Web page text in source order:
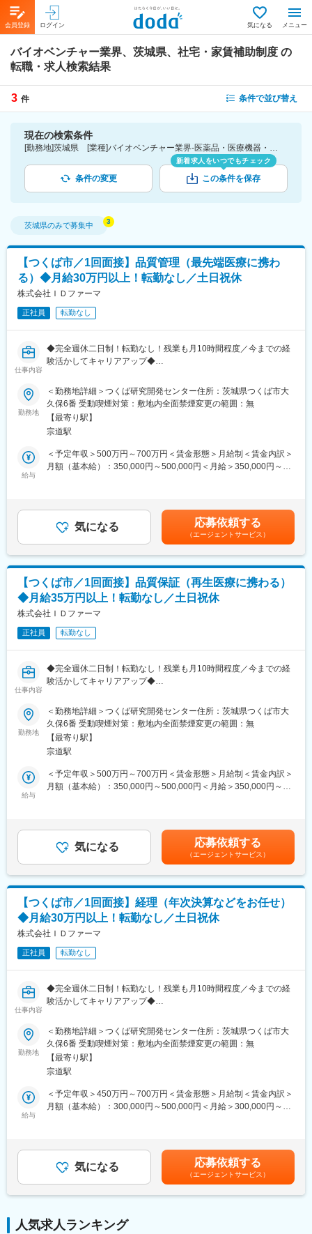
会員登録 ログイン 気になる メニュー
バイオベンチャー業界、茨城県、社宅・家賃補助制度 の
転職・求人検索結果
3 件 条件で並び替え
現在の検索条件
[勤務地]茨城県 [業種]バイオベンチャー業界-医薬品・医療機器・ライフサイエンス・医療系サービス [詳細条件](待遇・福利厚生)社宅・家賃補助制度
条件の変更
新着求人をいつでもチェック
この条件を保存
茨城県のみで募集中
【つくば市／1回面接】品質管理（最先端医療に携わ
る）◆月給30万円以上！転勤なし／土日祝休
株式会社ＩＤファーマ
正社員 転勤なし
仕事内容
◆完全週休二日制！転勤なし！残業も月10時間程度／今までの経
験活かしてキャリアアップ◆
■業務概要：
医薬品および再生医療等製品の品質試験関連のラボの運営管理業
務、新規測定法の立ち上げ業務をご担当いただきます。
＜具体的には＞
・試験の進捗管理、物品購入、トラブル対応、試験機器の立ち上
げなど、試験実施を管理
■組織構成：
他のメンバーもおりますので、入社後は先輩社員と一緒に業務に
■当社の魅力：
株式会社IDファーマは、アイロムグループの先端医療事業を担う
企業です。難病の克服のために、次世代の医療技術や医薬品とし
て、創出と実用化を待望されているもののひとつが、再生医療や
遺伝子創薬といった先端医療テクノロジーです。
アイロムグループにおいて先端医療事業を推進する株式会社IDフ
ァーマでは、自社ベクター技術を活用し、再生医療・遺伝子創薬
等における様々な事業を推進しています。
IDファーマは、センダイウイルスベクターをはじめとしたベクタ
業界で高い評価を得ています。
このベクター技術を活用して、iPS 細胞作製をはじめとした再生
医療や遺伝子治療薬・ワクチンなどの遺伝子創薬に取り組んでい
ます。
変更の範囲：会社の定める業務
勤務地
＜勤務地詳細＞つくば研究開発センター住所：茨城県つくば市大
久保6番 受動喫煙対策：敷地内全面禁煙変更の範囲：無
【最寄り駅】
宗道駅
給与
＜予定年収＞500万円～700万円＜賃金形態＞月給制＜賃金内訳＞
月額（基本給）：350,000円～500,000円＜月給＞350,000円～
する可能性があります。月給(月額)は固定手当を含めた表記です。
気になる 応募依頼する
（エージェントサービス）
【つくば市／1回面接】品質保証（再生医療に携わる）
◆月給35万円以上！転勤なし／土日祝休
株式会社ＩＤファーマ
正社員 転勤なし
仕事内容
◆完全週休二日制！転勤なし！残業も月10時間程度／今までの経
験活かしてキャリアアップ◆
■業務概要：
医薬品および再生医療等製品の品質保証業務をご担当いただきま
す。
＜具体的には＞
・品質保証体制（QMS）の構築および運用責任
・製造・品質管理部門に対する独立した品質判断
■組織構成：
他のメンバーもおりますので、入社後は先輩社員と一緒に業務に
■当社の魅力：
株式会社IDファーマは、アイロムグループの先端医療事業を担う
企業です。難病の克服のために、次世代の医療技術や医薬品とし
て、創出と実用化を待望されているもののひとつが、再生医療や
遺伝子創薬といった先端医療テクノロジーです。
アイロムグループにおいて先端医療事業を推進する株式会社IDフ
ァーマでは、自社ベクター技術を活用し、再生医療・遺伝子創薬
等における様々な事業を推進しています。
IDファーマは、センダイウイルスベクターをはじめとしたベクタ
業界で高い評価を得ています。
このベクター技術を活用して、iPS 細胞作製をはじめとした再生
医療や遺伝子治療薬・ワクチンなどの遺伝子創薬に取り組んでい
ます。
変更の範囲：会社の定める業務
勤務地
＜勤務地詳細＞つくば研究開発センター住所：茨城県つくば市大
久保6番 受動喫煙対策：敷地内全面禁煙変更の範囲：無
【最寄り駅】
宗道駅
給与
＜予定年収＞500万円～700万円＜賃金形態＞月給制＜賃金内訳＞
月額（基本給）：350,000円～500,000円＜月給＞350,000円～
する可能性があります。月給(月額)は固定手当を含めた表記です。
気になる 応募依頼する
（エージェントサービス）
【つくば市／1回面接】経理（年次決算などをお任せ）
◆月給30万円以上！転勤なし／土日祝休
株式会社ＩＤファーマ
正社員 転勤なし
仕事内容
◆完全週休二日制！転勤なし！残業も月10時間程度／今までの経
験活かしてキャリアアップ◆
■業務概要：
当社の経理担当として年次決算までの一連の経理業務を主業務と
して、
施設管理や総務などのバックオフィス業務を行う同部署のメンバ
ーをフォロー頂きます。
＜具体的に＞
バーのフォロー
勤務地
＜勤務地詳細＞つくば研究開発センター住所：茨城県つくば市大
久保6番 受動喫煙対策：敷地内全面禁煙変更の範囲：無
【最寄り駅】
宗道駅
給与
＜予定年収＞450万円～700万円＜賃金形態＞月給制＜賃金内訳＞
月額（基本給）：300,000円～500,000円＜月給＞300,000円～
気になる 応募依頼する
（エージェントサービス）
人気求人ランキング